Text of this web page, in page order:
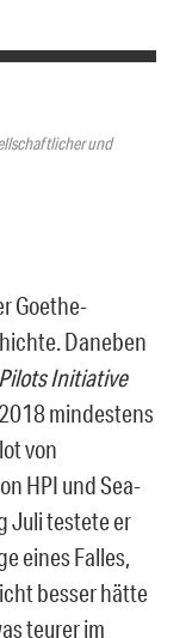
und
Goethe-
Daneben
Initiative
mindestens
von
HPI und Sea-
Juli testete er
eines Falles,
besser hätte
teurer im